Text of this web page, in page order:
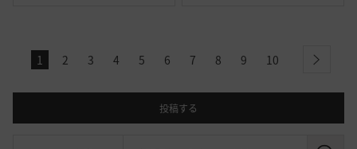
1 2 3 4 5 6 7 8 9 10 next
投稿する